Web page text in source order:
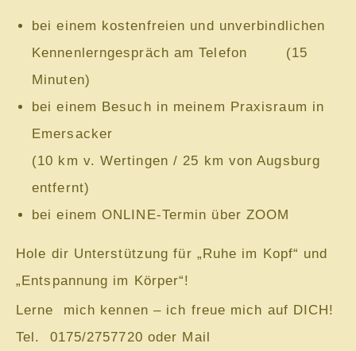
bei einem kostenfreien und unverbindlichen
Kennenlerngespräch am Telefon (15
Minuten)
bei einem Besuch in meinem Praxisraum in
Emersacker
(10 km v. Wertingen / 25 km von Augsburg
entfernt)
bei einem ONLINE-Termin über ZOOM
Hole dir Unterstützung für „Ruhe im Kopf“ und
„Entspannung im Körper“!
Lerne mich kennen – ich freue mich auf DICH!
Tel. 0175/2757720 oder Mail